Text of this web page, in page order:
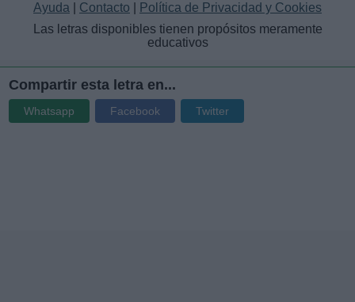
Ayuda Contacto
Política de Privacidad y Cookies
Las letras disponibles tienen propósitos meramente
educativos
Compartir esta letra en...
Whatsapp Facebook Twitter